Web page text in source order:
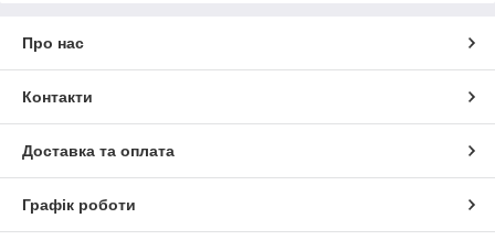
Про нас
Контакти
Доставка та оплата
Графік роботи